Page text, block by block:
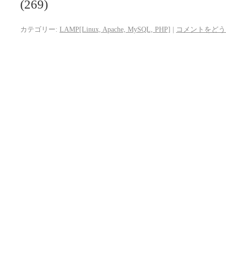
(269)
カテゴリー: LAMP[Linux, Apache, MySQL, PHP] | コメントをど